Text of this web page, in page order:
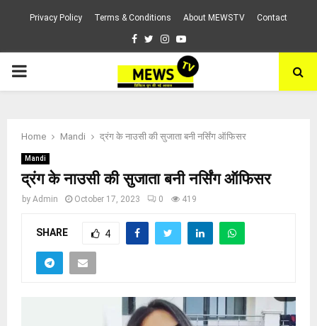
Privacy Policy Terms & Conditions About MEWSTV Contact
Facebook
TwitterInstagram
Youtube
PRIMARY
Home Mandi द्रंग के नाउसी की सुजाता बनी नर्सिंग ऑफिसर
Mandi
द्रंग के नाउसी की सुजाता बनी नर्सिंग ऑफिसर
by Admin October 17, 2023 0 419
SHARE 4